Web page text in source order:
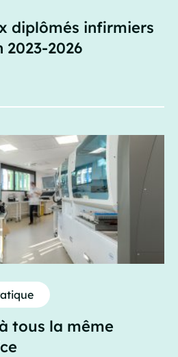
diplômés infirmiers
2026
tous la même